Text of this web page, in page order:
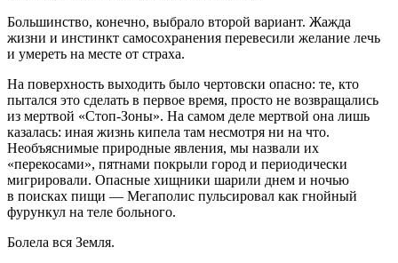
Большинство, конечно, выбрало второй вариант. Жажда
жизни и инстинкт самосохранения перевесили желание лечь
и умереть на месте от страха.
На поверхность выходить было чертовски опасно: те, кто
пытался это сделать в первое время, просто не возвращались
из мертвой «Стоп-Зоны». На самом деле мертвой она лишь
казалась: иная жизнь кипела там несмотря ни на что.
Необъяснимые природные явления, мы назвали их
«перекосами», пятнами покрыли город и периодически
мигрировали. Опасные хищники шарили днем и ночью
в поисках пищи — Мегаполис пульсировал как гнойный
фурункул на теле больного.
Болела вся Земля.